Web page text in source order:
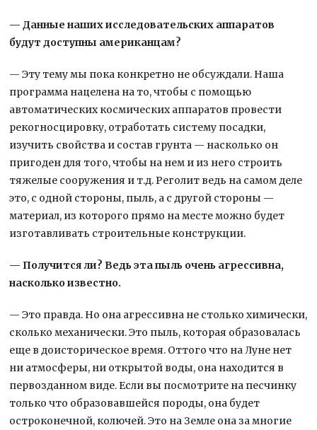
— Данные наших исследовательских аппаратов
будут доступны американцам?
— Эту тему мы пока конкретно не обсуждали. Наша
программа нацелена на то, чтобы с помощью
автоматических космических аппаратов провести
рекогносцировку, отработать систему посадки,
изучить свойства и состав грунта — насколько он
пригоден для того, чтобы на нем и из него строить
тяжелые сооружения и т.д. Реголит ведь на самом деле
это, с одной стороны, пыль, а с другой стороны —
материал, из которого прямо на месте можно будет
изготавливать строительные конструкции.
— Получится ли? Ведь эта пыль очень агрессивна,
насколько известно.
— Это правда. Но она агрессивна не столько химически,
сколько механически. Это пыль, которая образовалась
еще в доисторическое время. Оттого что на Луне нет
ни атмосферы, ни открытой воды, она находится в
первозданном виде. Если вы посмотрите на песчинку
только что образовавшейся породы, она будет
остроконечной, колючей. Это на Земле она за многие